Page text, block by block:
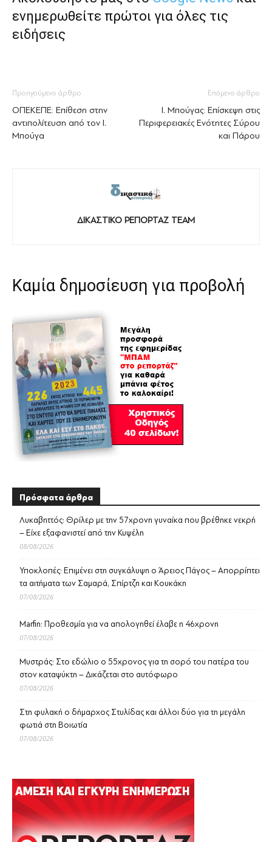
ενημερωθείτε πρώτοι για όλες τις
ειδήσεις
Προηγούμενο άρθρο
ΟΠΕΚΕΠΕ: Επίθεση στην
αντιπολίτευση από τον Ι.
Μπούγα
Επόμενο άρθρο
Ι. Μπούγας: Επίσκεψη στις
Περιφερειακές Ενότητες Σύρου
και Πάρου
ΔΙΚΑΣΤΙΚΟ ΡΕΠΟΡΤΑΖ TEAM
Καμία δημοσίευση για προβολή
Πρόσφατα άρθρα
Λυκαβηττός: Θρίλερ με την 57χρονη γυναίκα που βρέθηκε νεκρή
– Είχε εξαφανιστεί από την Κυψέλη
08/08/2026
Υποκλοπές: Επιμένει στη συγκάλυψη ο Άρειος Πάγος – Απορρίπτει
τα αιτήματα των Σαμαρά, Σπίρτζη και Κουκάκη
07/08/2026
Marfin: Προθεσμία για να απολογηθεί έλαβε η 46χρονη
07/08/2026
Μυστράς: Στο εδώλιο ο 55χρονος για τη σορό του πατέρα του
στον καταψύκτη – Δικάζεται στο αυτόφωρο
07/08/2026
Στη φυλακή ο δήμαρχος Στυλίδας και άλλοι δύο για τη μεγάλη
φωτιά στη Βοιωτία
07/08/2026